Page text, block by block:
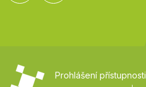
Prohlášení přístupnosti